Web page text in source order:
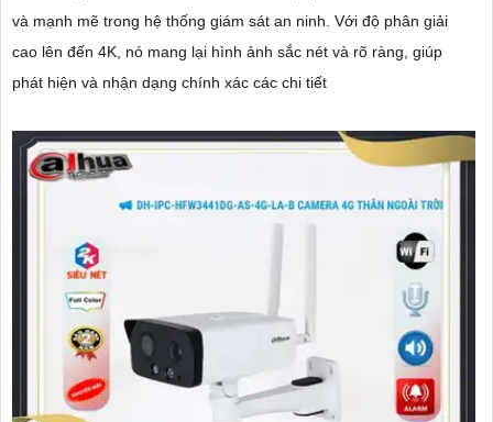
và mạnh mẽ trong hệ thống giám sát an ninh. Với độ phân giải
cao lên đến 4K, nó mang lại hình ảnh sắc nét và rõ ràng, giúp
phát hiện và nhận dạng chính xác các chi tiết